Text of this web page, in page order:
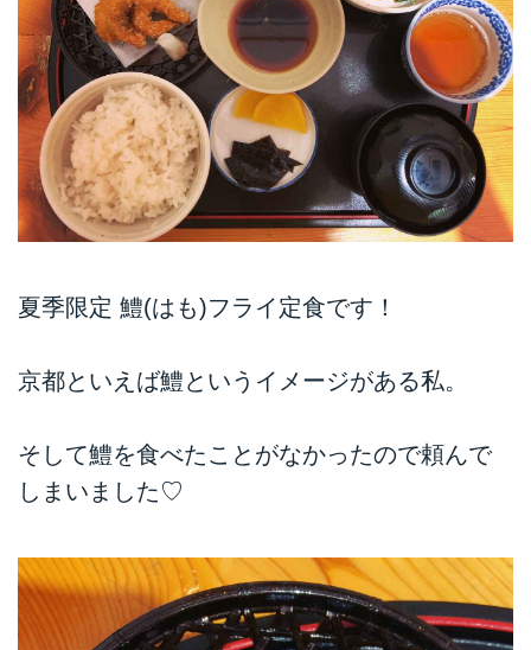
夏季限定 鱧(はも)フライ定食です！
京都といえば鱧というイメージがある私。
そして鱧を食べたことがなかったので頼んで
しまいました♡